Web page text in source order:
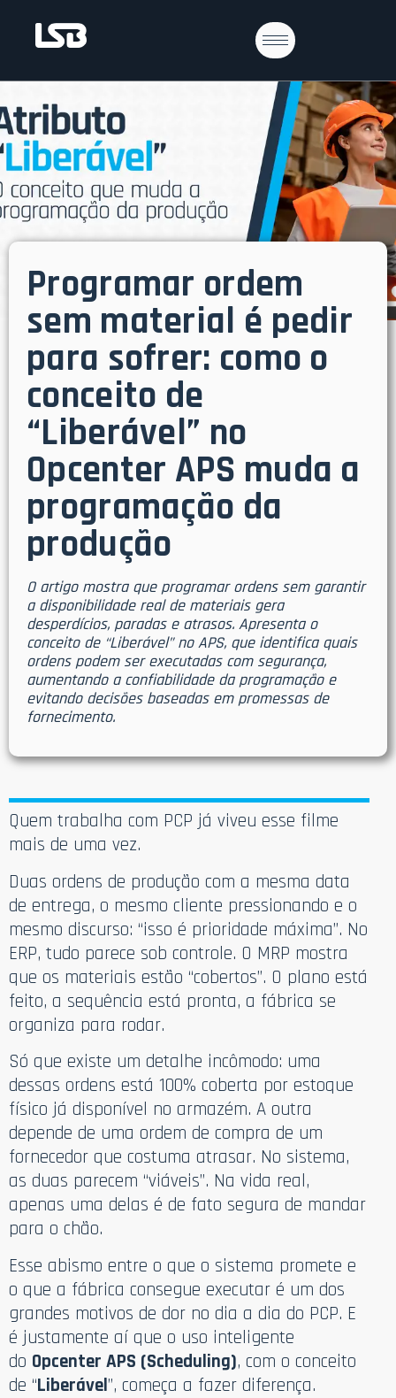
Programar ordem
sem material é pedir
para sofrer: como o
conceito de
“Liberável” no
Opcenter APS muda a
programação da
produção
O artigo mostra que programar ordens sem garantir
a disponibilidade real de materiais gera
desperdícios, paradas e atrasos. Apresenta o
conceito de “Liberável” no APS, que identifica quais
ordens podem ser executadas com segurança,
aumentando a confiabilidade da programação e
evitando decisões baseadas em promessas de
fornecimento.
Quem trabalha com PCP já viveu esse filme
mais de uma vez.
Duas ordens de produção com a mesma data
de entrega, o mesmo cliente pressionando e o
mesmo discurso: “isso é prioridade máxima”. No
ERP, tudo parece sob controle. O MRP mostra
que os materiais estão “cobertos”. O plano está
feito, a sequência está pronta, a fábrica se
organiza para rodar.
Só que existe um detalhe incômodo: uma
dessas ordens está 100% coberta por estoque
físico já disponível no armazém. A outra
depende de uma ordem de compra de um
fornecedor que costuma atrasar. No sistema,
as duas parecem “viáveis”. Na vida real,
apenas uma delas é de fato segura de mandar
para o chão.
Esse abismo entre o que o sistema promete e
o que a fábrica consegue executar é um dos
grandes motivos de dor no dia a dia do PCP. E
é justamente aí que o uso inteligente
do Opcenter APS (Scheduling), com o conceito
de “Liberável”, começa a fazer diferença.